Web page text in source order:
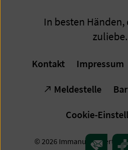
Kontakt
In besten
zuliebe.
Kontakt Impressum
Meldestelle
Cookie-
© 2026 Immanuel